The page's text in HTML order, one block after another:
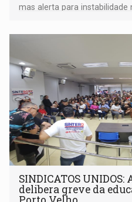
mas alerta para instabilidade
SINDICATOS
delibera greve da